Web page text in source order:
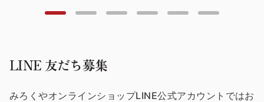
LINE 友だち募集
みろくやオンラインショップLINE公式アカウントではお